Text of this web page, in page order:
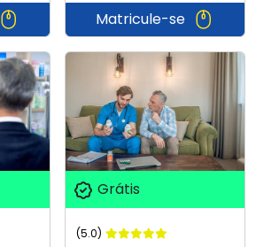
Matricule-se
Grátis
(5.0)